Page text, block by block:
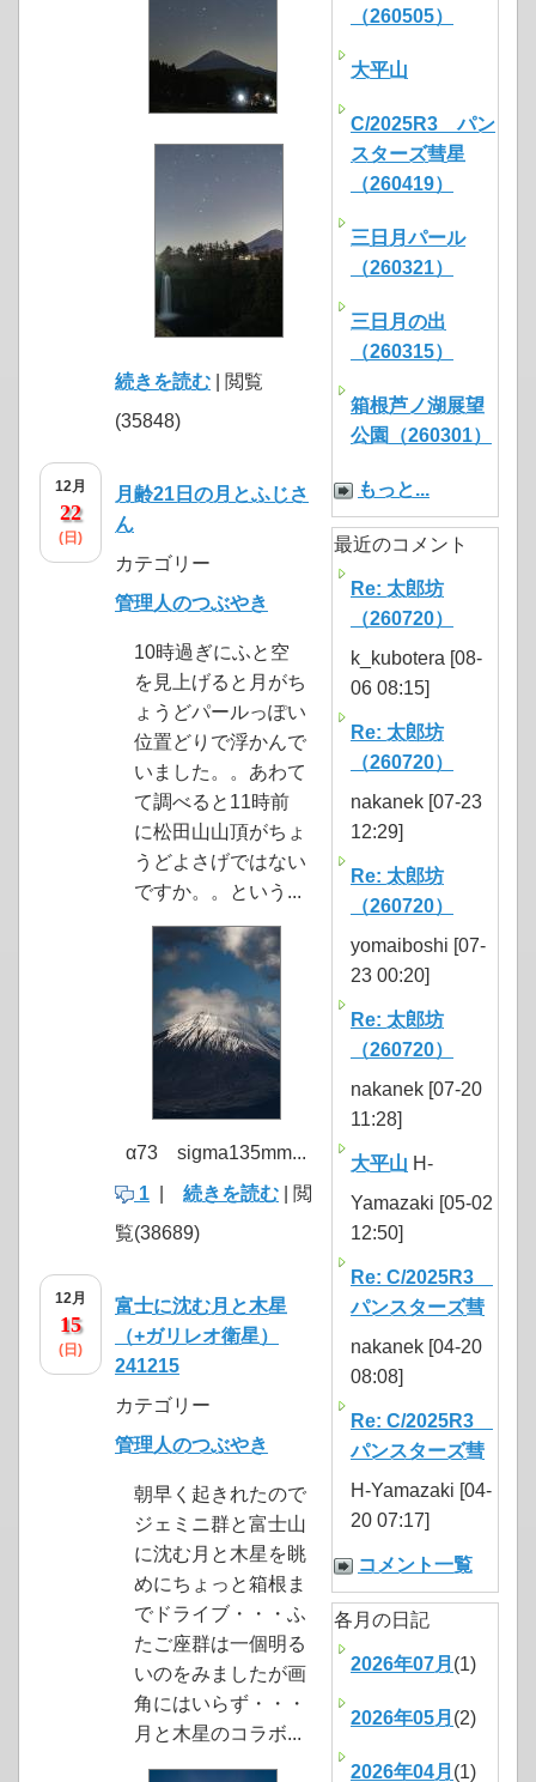
続きを読む | 閲覧
(35848)
12月
22
(日)
月齢21日の月とふじさ
ん
カテゴリー
管理人のつぶやき
10時過ぎにふと空
を見上げると月がち
ょうどパールっぽい
位置どりで浮かんで
いました。。あわて
て調べると11時前
に松田山山頂がちょ
うどよさげではない
ですか。。という...
α73 sigma135mm...
1
続きを読む | 閲
覧(38689)
12月
15
(日)
富士に沈む月と木星
（+ガリレオ衛星）
241215
カテゴリー
管理人のつぶやき
朝早く起きれたので
ジェミニ群と富士山
に沈む月と木星を眺
めにちょっと箱根ま
でドライブ・・・ふ
たご座群は一個明る
いのをみましたが画
角にはいらず・・・
月と木星のコラボ...
（260505）
大平山
C/2025R3 パン
スターズ彗星
（260419）
三日月パール
（260321）
三日月の出
（260315）
箱根芦ノ湖展望
公園（260301）
もっと...
最近のコメント
Re: 太郎坊
（260720）
k_kubotera [08-
06 08:15]
Re: 太郎坊
（260720）
nakanek [07-23
12:29]
Re: 太郎坊
（260720）
yomaiboshi [07-
23 00:20]
Re: 太郎坊
（260720）
nakanek [07-20
11:28]
大平山 H-
Yamazaki [05-02
12:50]
Re: C/2025R3
パンスターズ彗
nakanek [04-20
08:08]
Re: C/2025R3
パンスターズ彗
H-Yamazaki [04-
20 07:17]
コメント一覧
各月の日記
2026年07月 (1)
2026年05月 (2)
2026年04月 (1)